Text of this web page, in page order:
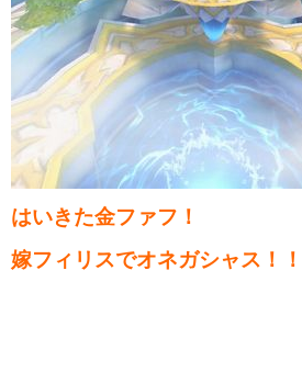
はいきた金ファフ！
嫁フィリスでオネガシャス！！